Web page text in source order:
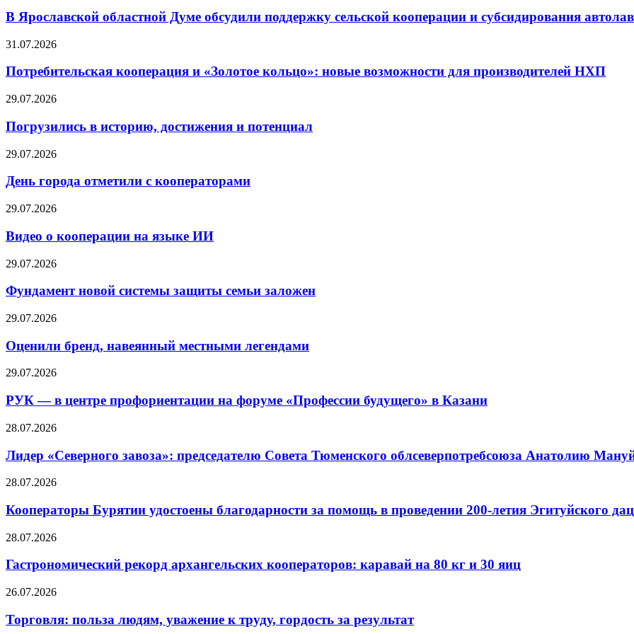
В Ярославской областной Думе обсудили поддержку сельской кооперации и субсидирования
31.07.2026
Потребительская кооперация и «Золотое кольцо»: новые возможности для производителей НХП
29.07.2026
Погрузились в историю, достижения и потенциал
29.07.2026
День города отметили с кооператорами
29.07.2026
Видео о кооперации на языке ИИ
29.07.2026
Фундамент новой системы защиты семьи заложен
29.07.2026
Оценили бренд, навеянный местными легендами
29.07.2026
РУК — в центре профориентации на форуме «Профессии будущего» в Казани
28.07.2026
Лидер «Северного завоза»: председателю Совета Тюменского облсеверпотребсоюза Анатолию
28.07.2026
Кооператоры Бурятии удостоены благодарности за помощь в проведении 200-летия Эгитуйского
28.07.2026
Гастрономический рекорд архангельских кооператоров: каравай на 80 кг и 30 яиц
26.07.2026
Торговля: польза людям, уважение к труду, гордость за результат